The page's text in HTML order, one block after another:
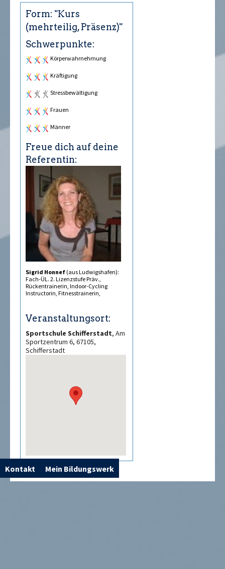
Form: "Kurs
(mehrteilig, Präsenz)"
Schwerpunkte:
Körperwahrnehmung
Kräftigung
Stressbewältigung
Frauen
Männer
Freue dich auf deine
Referentin:
Sigrid Honnef (aus Ludwigshafen):
Fach-ÜL. 2. Lizenzstufe Präv.,
Rückentrainerin, Indoor-Cycling
Instructorin, Fitnesstrainerin,
Veranstaltungsort:
Sportschule Schifferstadt, Am
Sportzentrum 6, 67105,
Schifferstadt
Kontakt Mein Bildungswerk